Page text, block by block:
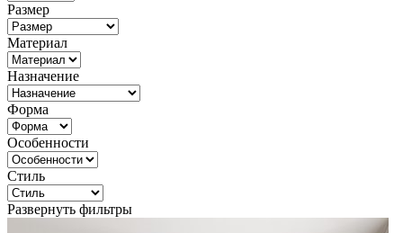
Размер
Материал
Назначение
Форма
Особенности
Стиль
Развернуть фильтры